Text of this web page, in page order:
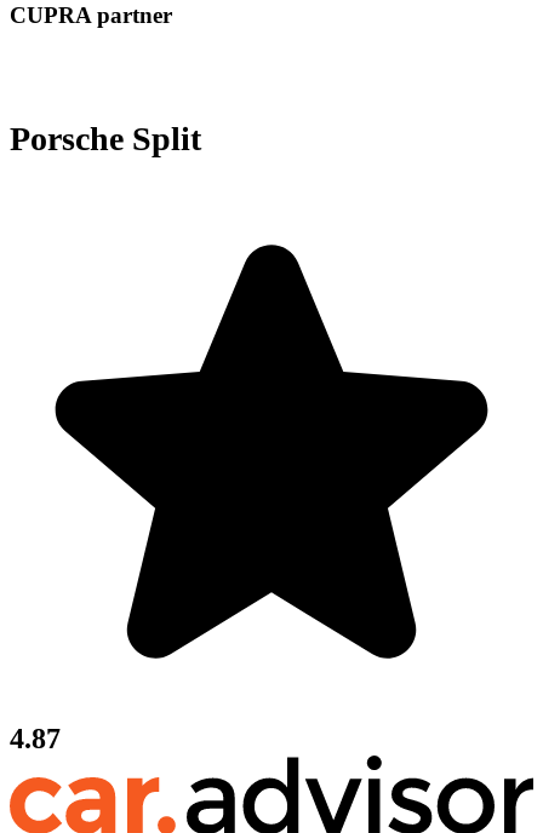
CUPRA partner
Porsche Split
4.87